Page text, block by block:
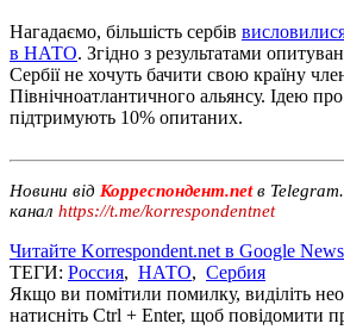
Нагадаємо, більшість сербів
в НАТО. Згідно з результатами
Сербії не хочуть бачити свою країну
Північноатлантичного альянсу. Ідею
підтримують 10% опитаних.
Новини від Корреспондент.netв
канал https://t.me/korrespondentnet
Читайте Korrespondent.net в Google News
ТЕГИ: Россия, НАТО, Сербия
Якщо ви помітили помилку, виділіть
натисніть Ctrl + Enter, щоб повідомити